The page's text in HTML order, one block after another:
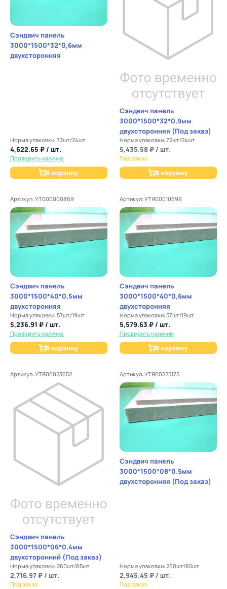
Сэндвич панель
3000*1500*32*0,6мм
двухсторонняя
Норма упаковки: 72шт/24шт
4,622.65 ₽ / шт.
Проверить наличие
В корзину
Сэндвич панель
3000*1500*32*0,9мм
двухсторонняя (Под заказ)
Норма упаковки: 72шт/24шт
5,435.58 ₽ / шт.
Под заказ
В корзину
Артикул: УТ000000869
Сэндвич панель
3000*1500*40*0,5мм
двухсторонняя
Норма упаковки: 57шт/19шт
5,236.91 ₽ / шт.
Проверить наличие
В корзину
Артикул: УТЯ00010699
Сэндвич панель
3000*1500*40*0,6мм
двухсторонняя
Норма упаковки: 57шт/19шт
5,579.63 ₽ / шт.
Проверить наличие
В корзину
Артикул: УТЯ00023652
Сэндвич панель
3000*1500*06*0,4мм
двухсторонний (Под заказ)
Норма упаковки: 260шт/85шт
2,716.97 ₽ / шт.
Под заказ
Артикул: УТЯ00225175
Сэндвич панель
3000*1500*08*0.5мм
двухсторонняя (Под заказ)
Норма упаковки: 260шт/85шт
2,945.45 ₽ / шт.
Под заказ